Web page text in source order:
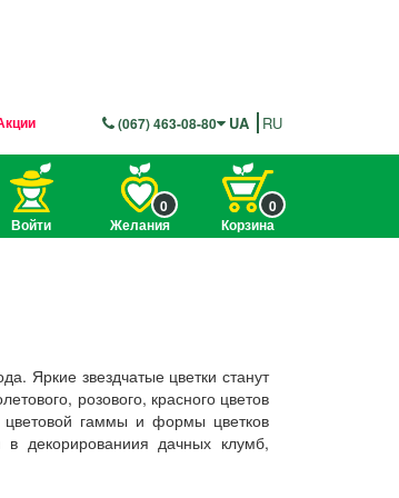
(067) 463-08-80 UA RU
Войти Желания
0
Корзина
0
Яркие звездчатые цветки станут
розового, красного цветов
цветовой гаммы и формы цветков
декорированиия дачных клумб,